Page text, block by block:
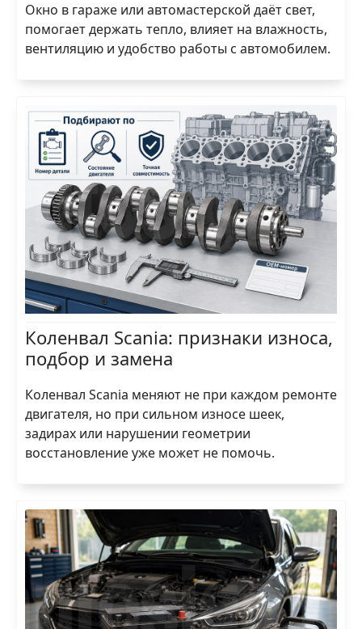
Окно в гараже или автомастерской даёт свет,
помогает держать тепло, влияет на влажность,
вентиляцию и удобство работы с автомобилем.
Коленвал Scania: признаки износа,
подбор и замена
Коленвал Scania меняют не при каждом ремонте
двигателя, но при сильном износе шеек,
задирах или нарушении геометрии
восстановление уже может не помочь.